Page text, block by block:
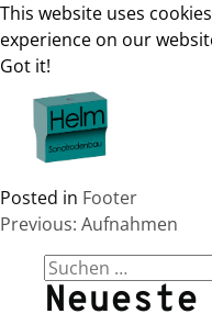
This website uses
experience on our
Got it!
content
Posted in Footer
Beitrags-
Previous: Aufnahmen
Suche
nach: